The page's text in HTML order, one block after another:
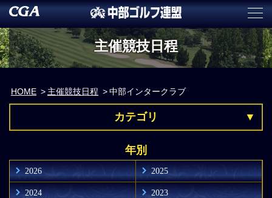
主催競技日程
HOME 主催競技日程 中部インタークラブ
カテゴリ
年別
2026 2025
2024 2023